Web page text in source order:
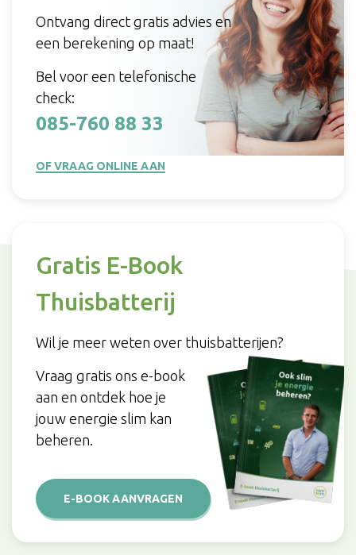
Ontvang direct gratis advies en
een berekening op maat!
Bel voor een telefonische
check:
085-760 88 33
OF VRAAG ONLINE AAN
Gratis E-Book
Thuisbatterij
Wil je meer weten over thuisbatterijen?
Vraag gratis ons e-book
aan en ontdek hoe je
jouw energie slim kan
beheren.
E-BOOK AANVRAGEN